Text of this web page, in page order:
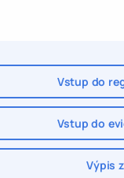
Vstup do
Vstup do
Výpis